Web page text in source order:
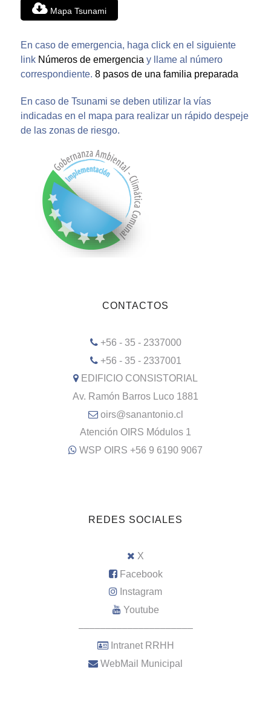
Mapa Tsunami
En caso de emergencia, haga click en el siguiente
link Números de emergencia y llame al número
correspondiente. 8 pasos de una familia preparada
En caso de Tsunami se deben utilizar la vías
indicadas en el mapa para realizar un rápido despeje
de las zonas de riesgo.
CONTACTOS
+56 - 35 - 2337000
+56 - 35 - 2337001
EDIFICIO CONSISTORIAL
Av. Ramón Barros Luco 1881
oirs@sanantonio.cl
Atención OIRS Módulos 1
WSP OIRS +56 9 6190 9067
REDES SOCIALES
X
Facebook
Instagram
Youtube
–––––––––––––––––––––
Intranet RRHH
WebMail Municipal